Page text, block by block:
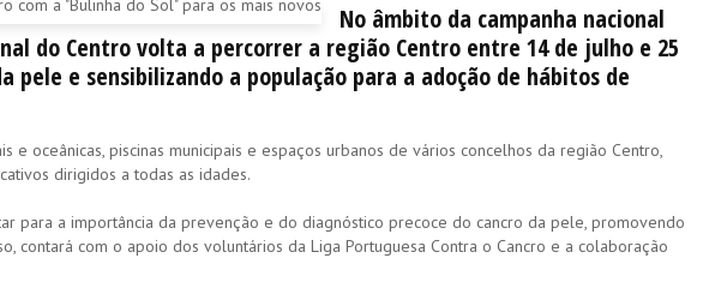
No âmbito da campanha nacional
do Centro volta a percorrer a região Centro entre 14 de julho e 25
pele e sensibilizando a população para a adoção de hábitos de
oceânicas, piscinas municipais e espaços urbanos de vários concelhos da região Centro,
dirigidos a todas as idades.
para a importância da prevenção e do diagnóstico precoce do cancro da pele, promovendo
contará com o apoio dos voluntários da Liga Portuguesa Contra o Cancro e a colaboração